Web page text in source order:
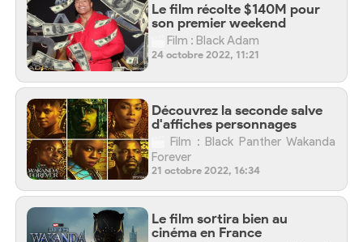
Le film récolte $140M pour
son premier weekend
Film : Black Adam
24 octobre 2022, 11:21
Découvrez la seconde salve
d'affiches personnages
Film : Black Panther Wakanda
Forever
21 octobre 2022, 16:34
Le film sortira bien au
cinéma en France